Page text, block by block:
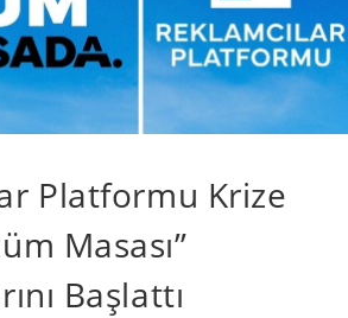
Platformu Krize
Masası”
Başlattı